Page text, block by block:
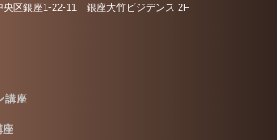
央区銀座1-22-11 銀座大竹ビジデンス 2F
講座
座